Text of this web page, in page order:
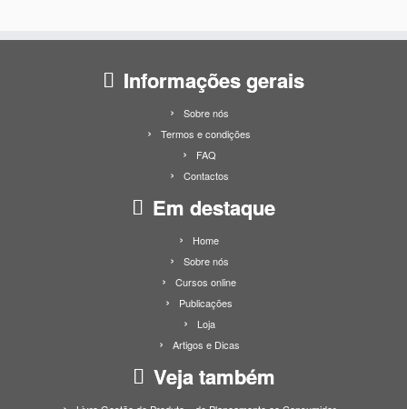
Informações gerais
Sobre nós
Termos e condições
FAQ
Contactos
Em destaque
Home
Sobre nós
Cursos online
Publicações
Loja
Artigos e Dicas
Veja também